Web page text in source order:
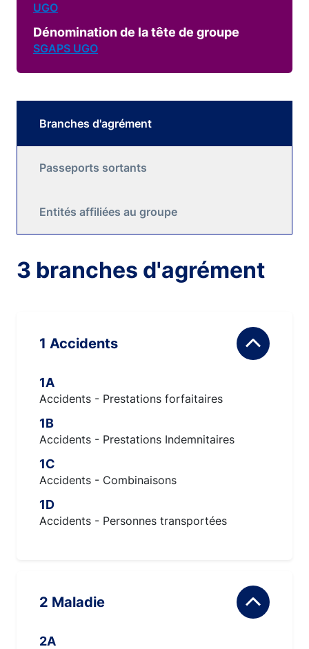
UGO
Dénomination de la tête de groupe
SGAPS UGO
Branches d'agrément
Passeports sortants
Entités affiliées au groupe
3 branches d'agrément
1 Accidents
1A
Accidents - Prestations forfaitaires
1B
Accidents - Prestations Indemnitaires
1C
Accidents - Combinaisons
1D
Accidents - Personnes transportées
2 Maladie
2A